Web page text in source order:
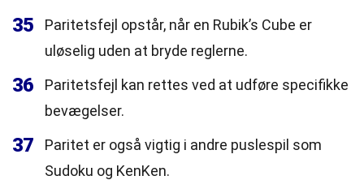
35
Paritetsfejl opstår, når en Rubik’s Cube er
uløselig uden at bryde reglerne.
36
Paritetsfejl kan rettes ved at udføre specifikke
bevægelser.
37
Paritet er også vigtig i andre puslespil som
Sudoku og KenKen.